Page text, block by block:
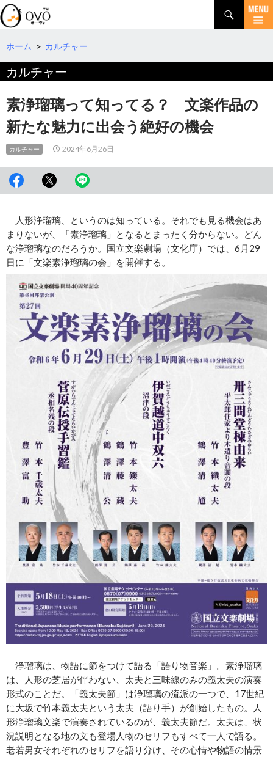
検
索
コ
テ
ツ
へ
移
動
ホーム > カルチャー
カルチャー
素浄瑠璃って知ってる？ 文楽作品の
新たな魅力に出会う絶好の機会
カルチャー 2024年6月26日
人形浄瑠璃、というのは知っている。それでも見る機会はあ
まりないが、「素浄瑠璃」となるとまったく分からない。どん
な浄瑠璃なのだろうか。国立文楽劇場（文化庁）では、6月29
日に「文楽素浄瑠璃の会」を開催する。
浄瑠璃は、物語に節をつけて語る「語り物音楽」。素浄瑠璃
は、人形の芝居が伴わない、太夫と三味線のみの義太夫の演奏
形式のことだ。「義太夫節」は浄瑠璃の流派の一つで、17世紀
に大坂で竹本義太夫という太夫（語り手）が創始したもの。人
形浄瑠璃文楽で演奏されているのが、義太夫節だ。太夫は、状
況説明となる地の文も登場人物のセリフもすべて一人で語る。
老若男女それぞれのセリフを語り分け、その心情や物語の情景